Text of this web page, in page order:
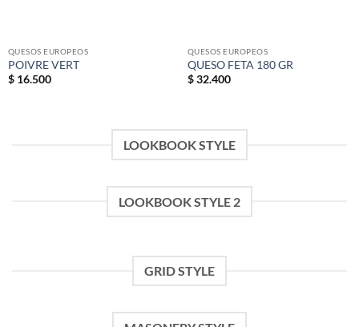
QUESOS EUROPEOS
POIVRE VERT
$16.500
QUESOS EUROPEOS
QUESO FETA 180 GR
$32.400
LOOKBOOK STYLE
LOOKBOOK STYLE 2
GRID STYLE